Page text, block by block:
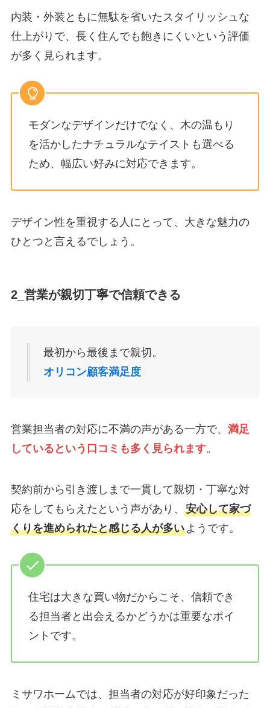
内装・外装ともに無駄を省いたスタイリッシュな
仕上がりで、長く住んでも飽きにくいという評価
が多く見られます。
モダンなデザインだけでなく、木の温もり
を活かしたナチュラルなテイストも選べる
ため、幅広い好みに対応できます。
デザイン性を重視する人にとって、大きな魅力の
ひとつと言えるでしょう。
2_営業が親切丁寧で信頼できる
最初から最後まで親切。
オリコン顧客満足度
営業担当者の対応に不満の声がある一方で、 満足
しているという口コミも多く見られます。
契約前から引き渡しまで一貫して親切・丁寧な対
応をしてもらえたという声があり、 安心して家づ
くりを進められたと感じる人が多いようです。
住宅は大きな買い物だからこそ、信頼でき
る担当者と出会えるかどうかは重要なポイ
ントです。
ミサワホームでは、担当者の対応が好印象だった